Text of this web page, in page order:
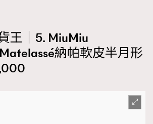
王｜5. MiuMiu
納帕軟皮半月形